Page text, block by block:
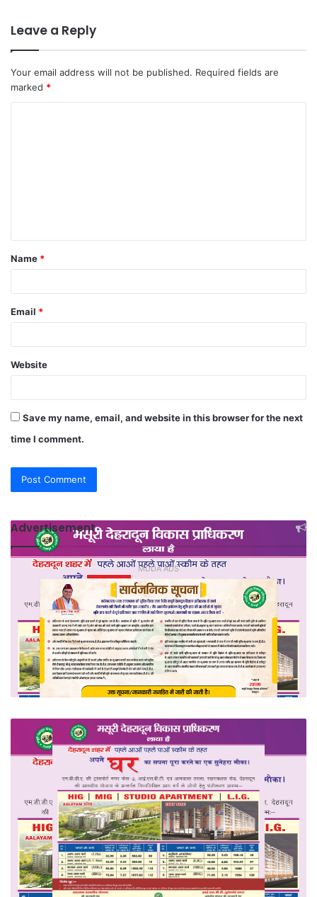
Leave a Reply
Your email address will not be published. Required fields are
marked *
t
*
Name *
Email *
Website
Save my name, email, and website in this browser for the next
time I comment.
Advertisement
MDDA ADS